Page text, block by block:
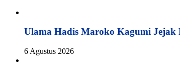
Ulama Hadis Maroko Kagumi Jejak
6 Agustus 2026